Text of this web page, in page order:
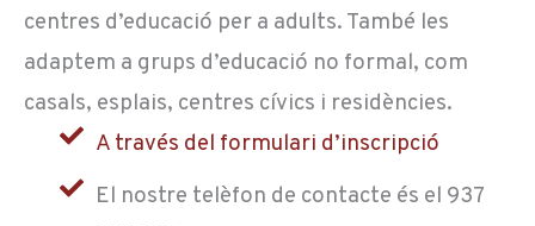
centres d’educació per a adults. També les
adaptem a grups d’educació no formal, com
casals, esplais, centres cívics i residències.
A través del formulari d’inscripció
El nostre telèfon de contacte és el 937